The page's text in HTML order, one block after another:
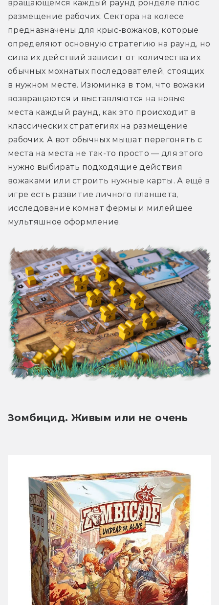
вращающемся каждый раунд ронделе плюс
размещение рабочих. Сектора на колесе
предназначены для крыс-вожаков, которые
определяют основную стратегию на раунд, но
сила их действий зависит от количества их
обычных мохнатых последователей, стоящих
в нужном месте. Изюминка в том, что вожаки
возвращаются и выставляются на новые
места каждый раунд, как это происходит в
классических стратегиях на размещение
рабочих. А вот обычных мышат перегонять с
места на места не так-то просто — для этого
нужно выбирать подходящие действия
вожаками или строить нужные карты. А ещё в
игре есть развитие личного планшета,
исследование комнат фермы и милейшее
мультяшное оформление.
Зомбицид. Живым или не очень